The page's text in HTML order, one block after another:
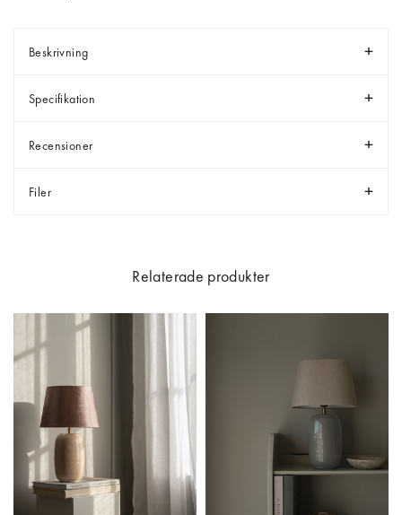
Beskrivning
Specifikation
Recensioner
Filer
Relaterade produkter